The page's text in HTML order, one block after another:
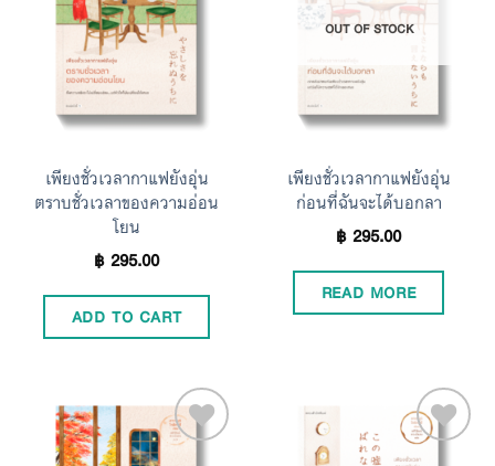
Add to
Wishlist
เพียงชั่วเวลากาแฟยังอุ่น
ตราบชั่วเวลาของความอ่อน
โยน
฿295.00
ADD TO CART
Add to
Wishlist
OUT OF STOCK
เพียงชั่วเวลากาแฟยังอุ่น
ก่อนที่ฉันจะได้บอกลา
฿295.00
READ MORE